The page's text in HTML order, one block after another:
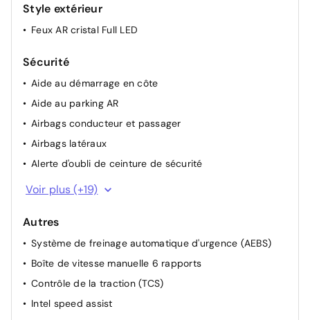
Style extérieur
Feux AR cristal Full LED
Sécurité
Aide au démarrage en côte
Aide au parking AR
Airbags conducteur et passager
Airbags latéraux
Alerte d'oubli de ceinture de sécurité
Appel d'urgence
Avertisseur de distance de sécurité
Bouton de déconnection ADAS / my safety switch
Ceinture centrale AR 3 points
Clé rétractable
Compteur numérique 7"
Voir plus (+19)
Autres
Système de freinage automatique d'urgence (AEBS)
Boîte de vitesse manuelle 6 rapports
Contrôle de la traction (TCS)
Intel speed assist